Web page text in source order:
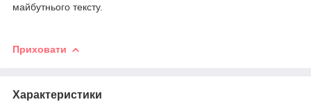
майбутнього тексту.
Приховати
Характеристики